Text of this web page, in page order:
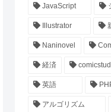
JavaScript
Illustrator
Naninovel
経済
英語
アルゴリズム